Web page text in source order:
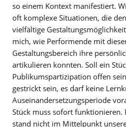
so einem Kontext manifestiert.
oft komplexe Situationen, die
vielfältige
mich, wie Performende mit
Gestaltungsbereich ihre
artikulieren konnten. Soll ein
Publikumspartizipation offen
gestrickt sein, es darf keine
Auseinandersetzungsperiode
Stück muss sofort
stand nicht im Mittelpunkt